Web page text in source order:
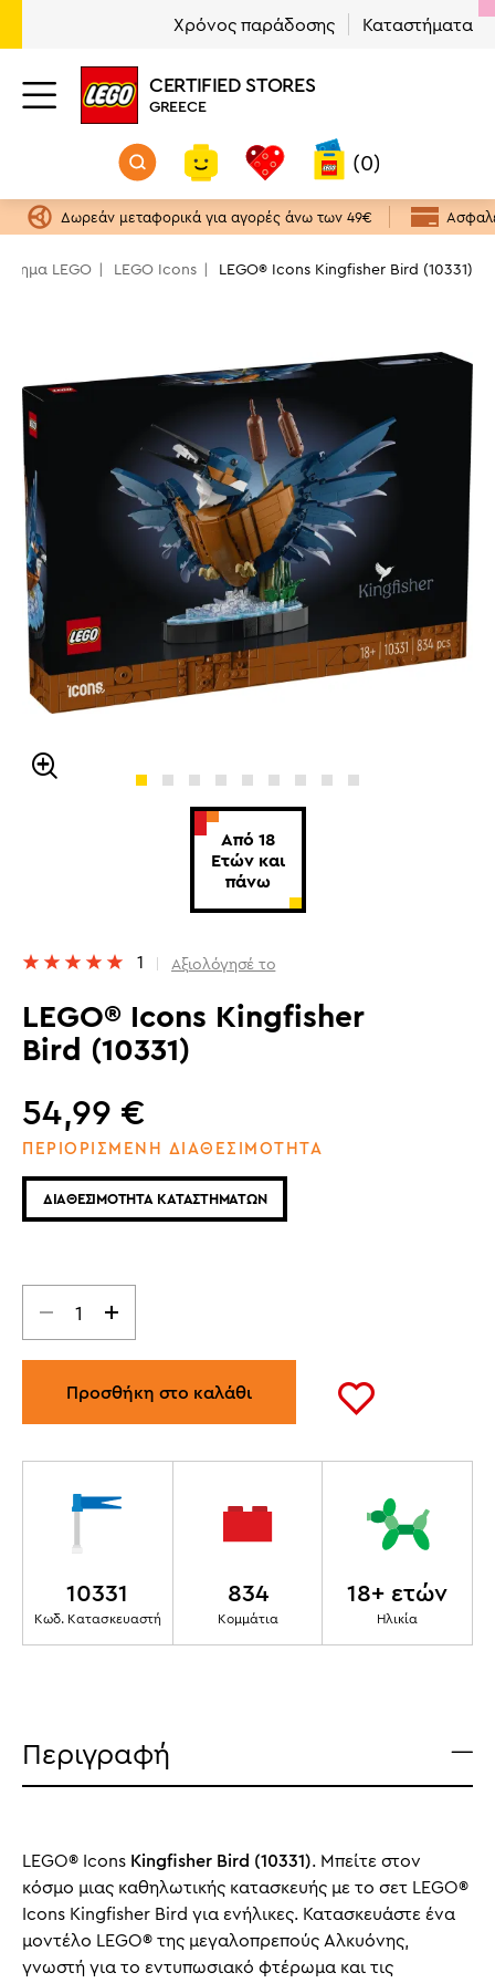
Χρόνος παράδοσης Καταστήματα
CERTIFIED STORES
GREECE
(0)
Δωρεάν μεταφορικά για αγορές άνω των 49€
LEGO LEGO Icons LEGO® Icons Kingfisher Bird (10331)
Από 18
Ετών και
πάνω
1 Αξιολόγησέ το
LEGO® Icons Kingfisher
Bird (10331)
54,99 €
ΠΕΡΙΟΡΙΣΜΕΝΗ ΔΙΑΘΕΣΙΜΟΤΗΤΑ
ΔΙΑΘΕΣΙΜΟΤΗΤΑ ΚΑΤΑΣΤΗΜΑΤΩΝ
Προσθήκη στο καλάθι
10331
Κωδ. Κατασκευαστή
834
Κομμάτια
18+ ετών
Ηλικία
Περιγραφή
LEGO® Icons Kingfisher Bird (10331). Μπείτε στον
κόσμο μιας καθηλωτικής κατασκευής με το σετ LEGO®
Icons Kingfisher Bird για ενήλικες. Κατασκευάστε ένα
μοντέλο LEGO® της μεγαλοπρεπούς Αλκυόνης,
γνωστή για το εντυπωσιακό φτέρωμα και τις